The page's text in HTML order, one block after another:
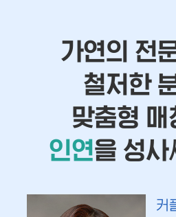
가연의 전
철저한
맞춤형 매
인연을 성사
커